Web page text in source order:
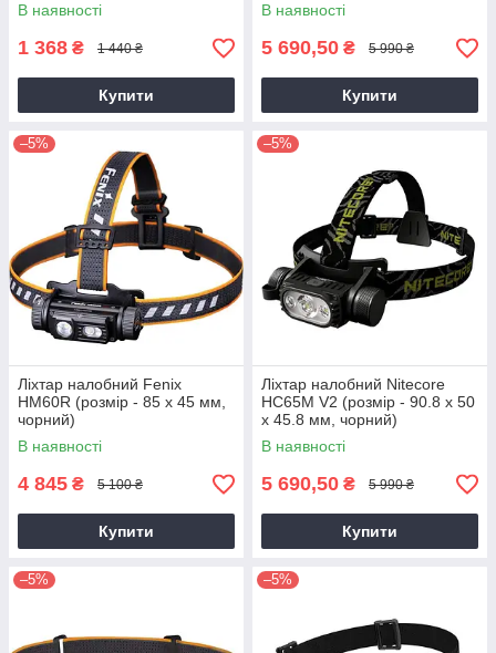
В наявності
1 368 ₴ 1 440 ₴
Купити
В наявності
5 690,50 ₴ 5 990 ₴
Купити
–5%
Ліхтар налобний Fenix ​​
HM60R (розмір - 85 х 45 мм,
чорний)
В наявності
4 845 ₴ 5 100 ₴
Купити
–5%
Ліхтар налобний Nitecore
HC65M V2 (розмір - 90.8 х 50
х 45.8 мм, чорний)
В наявності
5 690,50 ₴ 5 990 ₴
Купити
–5% –5%